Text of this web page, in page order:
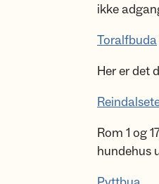
ikke
Toralfbuda
Her er det
Rom 1 og
hundehus